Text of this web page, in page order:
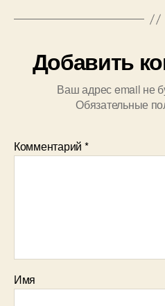
Добавить
Ваш адрес email не
Обязательные
Комментарий *
Имя